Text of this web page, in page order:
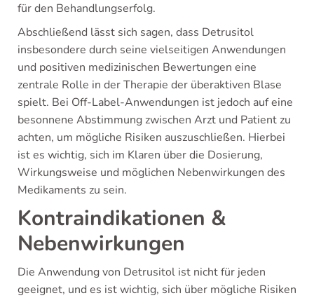
für den Behandlungserfolg.
Abschließend lässt sich sagen, dass Detrusitol
insbesondere durch seine vielseitigen Anwendungen
und positiven medizinischen Bewertungen eine
zentrale Rolle in der Therapie der überaktiven Blase
spielt. Bei Off-Label-Anwendungen ist jedoch auf eine
besonnene Abstimmung zwischen Arzt und Patient zu
achten, um mögliche Risiken auszuschließen. Hierbei
ist es wichtig, sich im Klaren über die Dosierung,
Wirkungsweise und möglichen Nebenwirkungen des
Medikaments zu sein.
Kontraindikationen &
Nebenwirkungen
Die Anwendung von Detrusitol ist nicht für jeden
geeignet, und es ist wichtig, sich über mögliche Risiken